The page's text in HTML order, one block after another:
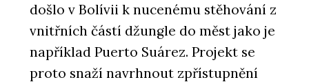
došlo v Bolívii k nucenému stěhování z
vnitřních částí džungle do měst jako je
například Puerto Suárez. Projekt se
proto snaží navrhnout zpřístupnění